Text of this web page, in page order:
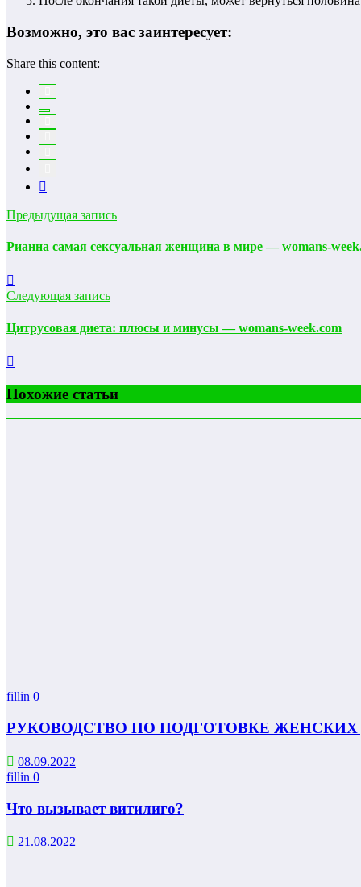
Возможно, это вас заинтересует:
Share this content:
Предыдущая запись
Рианна самая сексуальная женщина в мире — womans-
Следующая запись
Цитрусовая диета: плюсы и минусы — womans-week.com
Похожие статьи
fillin 0
РУКОВОДСТВО ПО ПОДГОТОВКЕ
08.09.2022
fillin 0
Что вызывает витилиго?
21.08.2022